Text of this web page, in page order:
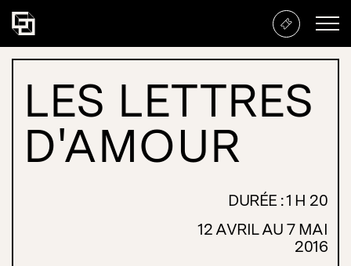
Les Lettres d’amour
LES LETTRES
D'AMOUR
DURÉE : 1 H 20
12 AVRIL AU 7 MAI
2016